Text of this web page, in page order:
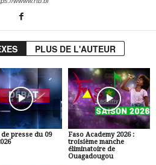
PLUS DE L'AUTEUR
presse du 09
Faso Academy 2026 :
troisième manche
éliminatoire de
Ouagadougou